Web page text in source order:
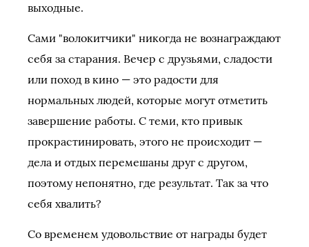
выходные.
Сами "волокитчики" никогда не вознаграждают
себя за старания. Вечер с друзьями, сладости
или поход в кино — это радости для
нормальных людей, которые могут отметить
завершение работы. С теми, кто привык
прокрастинировать, этого не происходит —
дела и отдых перемешаны друг с другом,
поэтому непонятно, где результат. Так за что
себя хвалить?
Со временем удовольствие от награды будет